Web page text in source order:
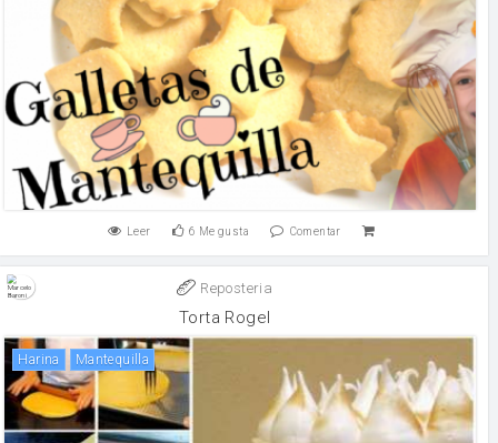
Leer 6 Me gusta Comentar
Reposteria
Torta Rogel
harina mantequilla